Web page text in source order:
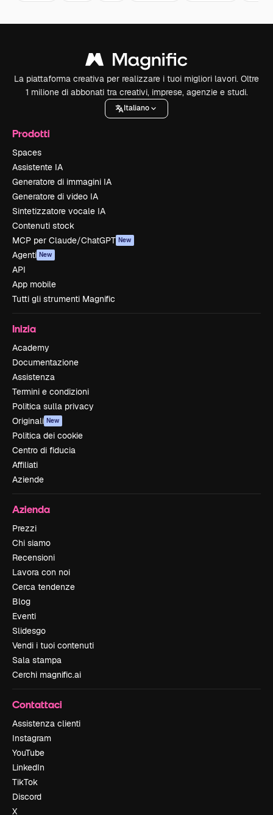
La piattaforma creativa per realizzare i tuoi migliori lavori. Oltre
1 milione di abbonati tra creativi, imprese, agenzie e studi.
Italiano
Prodotti
Spaces
Assistente IA
Generatore di immagini IA
Generatore di video IA
Sintetizzatore vocale IA
Contenuti stock
MCP per Claude/ChatGPT New
Agenti New
API
App mobile
Tutti gli strumenti Magnific
Inizia
Academy
Documentazione
Assistenza
Termini e condizioni
Politica sulla privacy
Originali New
Politica dei cookie
Centro di fiducia
Affiliati
Aziende
Azienda
Prezzi
Chi siamo
Recensioni
Lavora con noi
Cerca tendenze
Blog
Eventi
Slidesgo
Vendi i tuoi contenuti
Sala stampa
Cerchi magnific.ai
Contattaci
Assistenza clienti
Instagram
YouTube
LinkedIn
TikTok
Discord
X